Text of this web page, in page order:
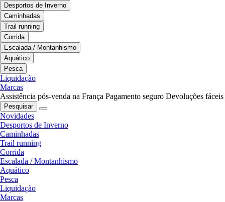
Desportos de Inverno
Caminhadas
Trail running
Corrida
Escalada / Montanhismo
Aquático
Pesca
Liquidação
Marcas
Assistência pós-venda na França Pagamento seguro Devoluções fáceis
Pesquisar
Novidades
Desportos de Inverno
Caminhadas
Trail running
Corrida
Escalada / Montanhismo
Aquático
Pesca
Liquidação
Marcas